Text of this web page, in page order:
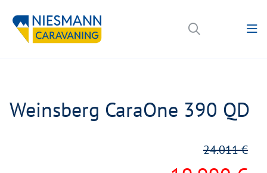
Weinsberg CaraOne 390 QD
24.011 €